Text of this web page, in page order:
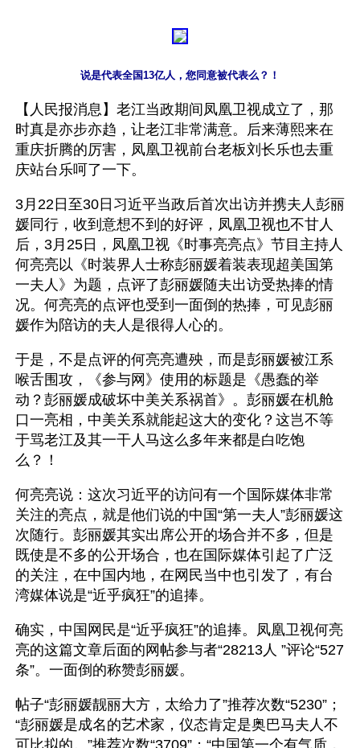
说是代表全国13亿人，您同意被代表么？！
【人民报消息】老江当政期间凤凰卫视成立了，那
时真是亦步亦趋，让老江非常满意。后来薄熙来在
重庆折腾的厉害，凤凰卫视前台老板刘长乐也去重
庆站台乐呵了一下。
3月22日至30日习近平当政后首次出访并携夫人彭丽
媛同行，收到意想不到的好评，凤凰卫视也不甘人
后，3月25日，凤凰卫视《时事亮亮点》节目主持人
何亮亮以《时装界人士称彭丽媛着装表现超美国第
一夫人》为题，点评了彭丽媛随夫出访受热捧的情
况。何亮亮的点评也受到一面倒的热捧，可见彭丽
媛作为陪访的夫人是很得人心的。
于是，不是点评的何亮亮遭殃，而是彭丽媛被江系
喉舌围攻，《参与网》使用的标题是《愚蠢的举
动？彭丽媛成破坏中美关系祸首》。彭丽媛在机舱
口一亮相，中美关系就能起这大的变化？这岂不等
于骂老江及其一干人马这么多年来都是白吃饱
么？！
何亮亮说：这次习近平的访问有一个国际媒体非常
关注的亮点，就是他们说的中国“第一夫人”彭丽媛这
次随行。彭丽媛其实出席公开的场合并不多，但是
既使是不多的公开场合，也在国际媒体引起了广泛
的关注，在中国内地，在网民当中也引发了，有台
湾媒体说是“近乎疯狂”的追捧。
确实，中国网民是“近乎疯狂”的追捧。凤凰卫视何亮
亮的这篇文章后面的网帖参与者“28213人 ”评论“527
条”。一面倒的称赞彭丽媛。
帖子“彭丽媛靓丽大方，太给力了”推荐次数“5230”；
“彭丽媛是成名的艺术家，仪态肯定是奥巴马夫人不
可比拟的。”推荐次数“3709”；“中国第一个有气质，